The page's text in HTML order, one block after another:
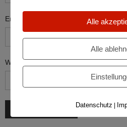
Email
Website
Alle
Alle
Datenschutz